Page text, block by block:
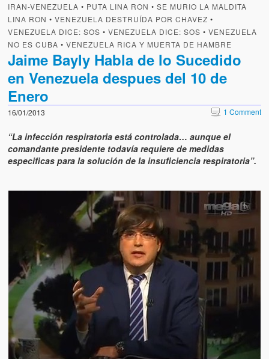
La burla del Chavez “tan amante de los niños” (The mockery of
Chavez “such a children lover”)
Los niños de las calles de Venezuela (Children of the streets of
Venezuela)
Luis y El Mono… en armas (Luis and El Mono… armed)
Puente Llaguno, Miraflores… ¿y Lina?
Radio Emisoras y canales de televisión clausurados por el
de Chávez hasta el 2009
Victimas del 11 de abril de 2002
Víctimas del régimen dictatorial de Chávez desde que tomó el
poder hasta el 31 de diciembre de 2009
Víctimas inocentes de la violencia castrista del 4 de Febrero de
1992
¡¡¡Miserable traidor, mira a tu pueblo!!! (Despicable traitor, look
your country!!!)
Fotos
Versos
Cuentos
IRAN-VENEZUELA • PUTA LINA RON •SE MURIO LA MALDITA
LINA RON •VENEZUELA DESTRUÍDA POR CHAVEZ •
VENEZUELA DICE: SOS •VENEZUELA DICE: SOS •VENEZUELA
NO ES CUBA •VENEZUELA RICA Y MUERTA DE HAMBRE
Jaime Bayly Habla de lo Sucedido
en Venezuela despues del 10 de
Enero
16/01/2013 1 Comment
“La infección respiratoria está controlada… aunque el
comandante presidente todavía requiere de medidas
especificas para la solución de la insuficiencia respiratoria”.